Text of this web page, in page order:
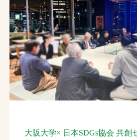
大阪大学× 日本SDGs協会 共創